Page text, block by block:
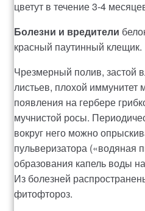
цветут в течение 3-4
Болезни и вредители
красный паутинный клещик.
Чрезмерный полив, застой
листьев, плохой иммунитет
появления на гербере
мучнистой росы.
вокруг него можно
пульверизатора («водяная
образования капель воды
Из болезней
фитофтороз.